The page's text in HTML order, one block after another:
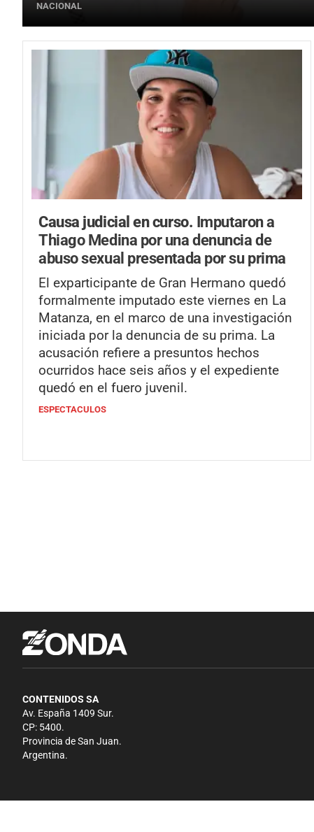
NACIONAL
Causa judicial en curso. Imputaron a
Thiago Medina por una denuncia de
abuso sexual presentada por su prima
El exparticipante de Gran Hermano quedó
formalmente imputado este viernes en La
Matanza, en el marco de una investigación
iniciada por la denuncia de su prima. La
acusación refiere a presuntos hechos
ocurridos hace seis años y el expediente
quedó en el fuero juvenil.
ESPECTACULOS
CONTENIDOS SA
Av. España 1409 Sur.
CP: 5400.
Provincia de San Juan.
Argentina.